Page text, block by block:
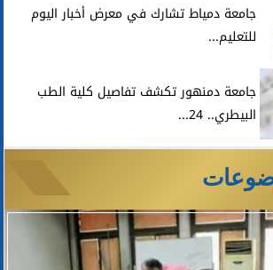
جامعة دمياط تشارك في معرض أخبار اليوم
للتعليم...
جامعة دمنهور تكشف تفاصيل كلية الطب
البيطري.. 24...